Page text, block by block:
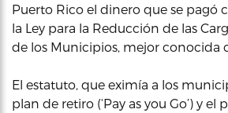
Puerto Rico el dinero que se pagó
la Ley para la Reducción de las
de los Municipios, mejor conocida
El estatuto, que eximía a los
plan de retiro (‘Pay as you Go’) y el